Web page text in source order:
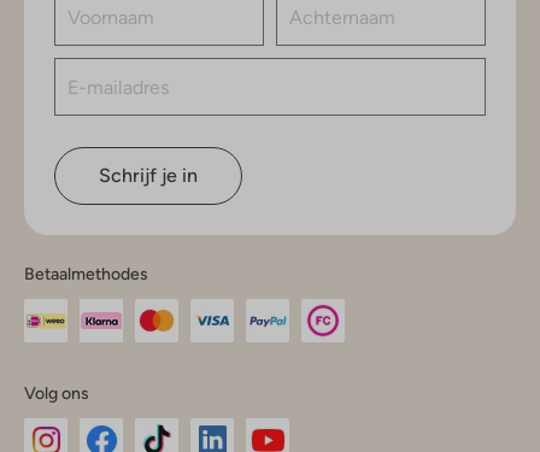
Schrijf je in
Betaalmethodes
Volg ons